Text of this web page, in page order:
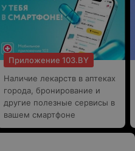
Приложение 103.BY
Наличие лекарств в аптеках
города, бронирование и
другие полезные сервисы в
вашем смартфоне